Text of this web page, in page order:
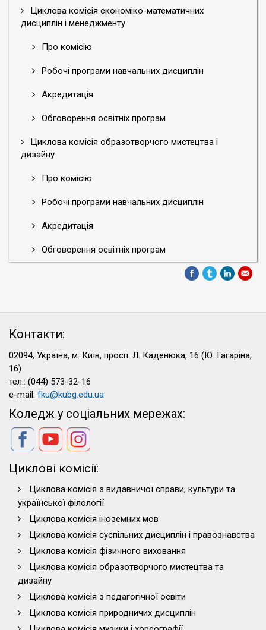
Циклова комісія економіко-математичних
дисциплін і менеджменту
Про комісію
Робочі програми навчальних дисциплін
Акредитація
Обговорення освітніх програм
Циклова комісія образотворчого мистецтва і
дизайну
Про комісію
Робочі програми навчальних дисциплін
Акредитація
Обговорення освітніх програм
Контакти:
02094, Україна, м. Київ, просп. Л. Каденюка, 16 (Ю. Гагаріна,
16)
тел.: (044) 573-32-16
e-mail: fku@kubg.edu.ua
Коледж у соціальних мережах:
Циклові комісії:
Циклова комісія з видавничої справи, культури та
української філології
Циклова комісія іноземних мов
Циклова комісія суспільних дисциплін і правознавства
Циклова комісія фізичного виховання
Циклова комісія образотворчого мистецтва та
дизайну
Циклова комісія з педагогічної освіти
Циклова комісія природничих дисциплін